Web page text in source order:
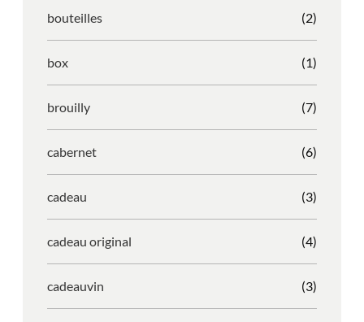
bouteilles (2)
box (1)
brouilly (7)
cabernet (6)
cadeau (3)
cadeau original (4)
cadeauvin (3)